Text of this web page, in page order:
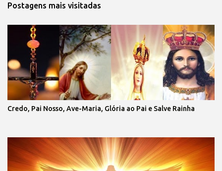
Postagens mais visitadas
Credo, Pai Nosso, Ave-Maria, Glória ao Pai e Salve Rainha